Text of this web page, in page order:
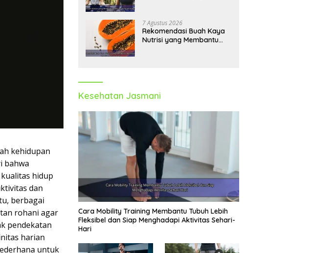
kehidupan
bahwa
hidup
dan
berbagai
rohani agar
pendekatan
harian
untuk
7 Agustus 2026
Rekomendasi Buah Kaya
Nutrisi yang Membantu
Kesehatan Jasmani
Cara Mobility Training Membantu Tubuh Lebih
Fleksibel dan Siap Menghadapi Aktivitas Sehari-
Hari